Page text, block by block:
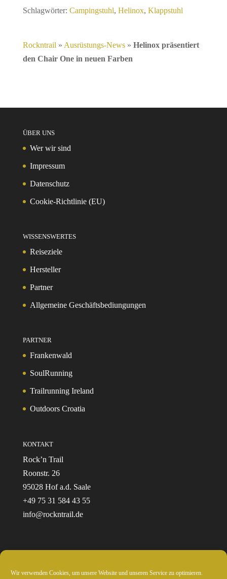
Wir verwenden Cookies, um unsere Website und unseren Service zu optimieren.
Schlagwörter: Campingstuhl, Helinox, Klappstuhl
Rockntrail » Ausrüstungs-News» Helinox präsentiert
den Chair One in neuen Farben
ÜBER UNS
Wer wir sind
Impressum
Datenschutz
Cookie-Richtlinie (EU)
WISSENSWERTES
Reiseziele
Hersteller
Partner
Allgemeine Geschäftsbediungungen
PARTNER
Frankenwald
SoulRunning
Trailrunning Ireland
Outdoors Croatia
KONTAKT
Rock’n Trail
Roonstr. 26
95028 Hof a.d. Saale
+49 75 31 584 43 55
info@rockntrail.de